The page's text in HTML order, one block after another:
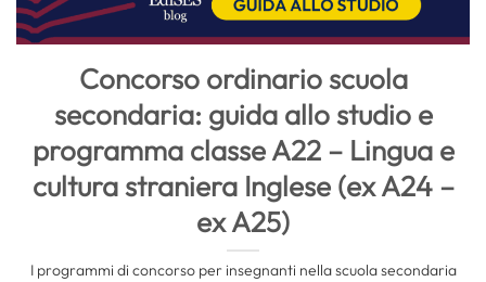
Concorso ordinario scuola
secondaria: guida allo studio e
programma classe A22 – Lingua e
cultura straniera Inglese (ex A24 –
ex A25)
I programmi di concorso per insegnanti nella scuola secondaria